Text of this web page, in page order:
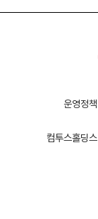
운영정책
컴투스홀딩스